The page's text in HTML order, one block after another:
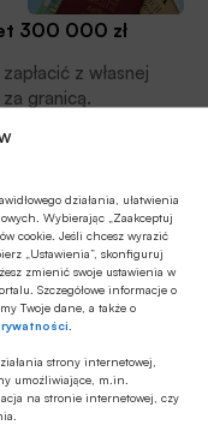
działania, ułatwienia
Wybierając „Zaakceptuj
cookie. Jeśli chcesz wyrazić
„Ustawienia”, skonfiguruj
zmienić swoje ustawienia w
Szczegółowe informacje o
Twoje dane, a także o
strony internetowej,
umożliwiające, m.in.
na stronie internetowej, czy
300 000 zł
z własnej
granicą.
podróży często
kosztów
się do Rosji na
nożnej. Do
stroje, szaliki i
ubezpieczeniowym
wrócą tylko z